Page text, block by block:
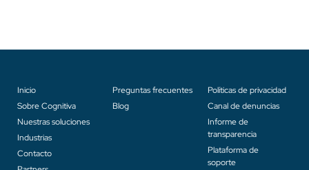
Inicio
Sobre Cognitiva
Nuestras soluciones
Industrias
Contacto
Preguntas frecuentes
Blog
Políticas de privacidad
Canal de denuncias
Informe de
transparencia
Plataforma de
soporte